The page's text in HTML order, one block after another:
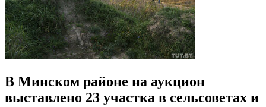
В Минском районе на аукцион
выставлено 23 участка в сельсоветах и